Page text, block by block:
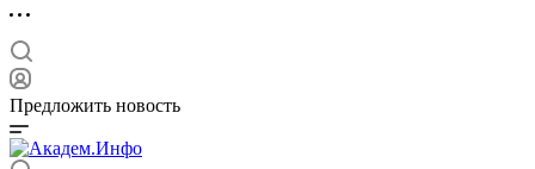
Предложить новость